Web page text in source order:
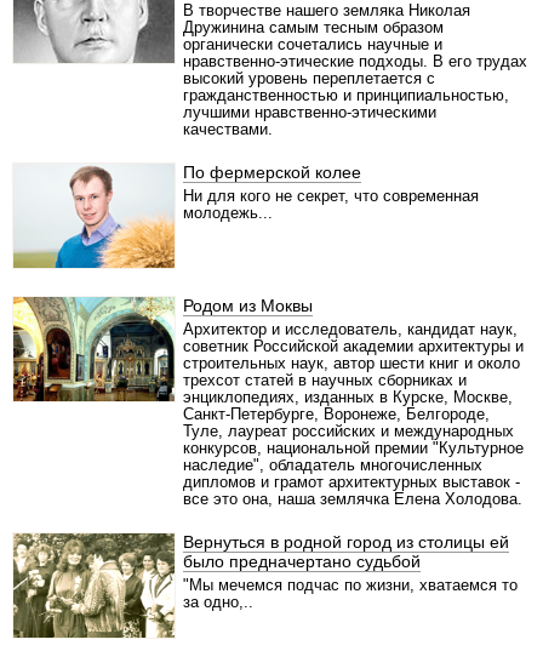
В творчестве нашего земляка Николая
Дружинина самым тесным образом
органически сочетались научные и
нравственно-этические подходы. В его трудах
высокий уровень переплетается с
гражданственностью и принципиальностью,
лучшими нравственно-этическими
качествами.
По фермерской колее
Ни для кого не секрет, что современная
молодежь...
Родом из Моквы
Архитектор и исследователь, кандидат наук,
советник Российской академии архитектуры и
строительных наук, автор шести книг и около
трехсот статей в научных сборниках и
энциклопедиях, изданных в Курске, Москве,
Санкт-Петербурге, Воронеже, Белгороде,
Туле, лауреат российских и международных
конкурсов, национальной премии "Культурное
наследие", обладатель многочисленных
дипломов и грамот архитектурных выставок -
все это она, наша землячка Елена Холодова.
Вернуться в родной город из столицы ей
было предначертано судьбой
"Мы мечемся подчас по жизни, хватаемся то
за одно,..